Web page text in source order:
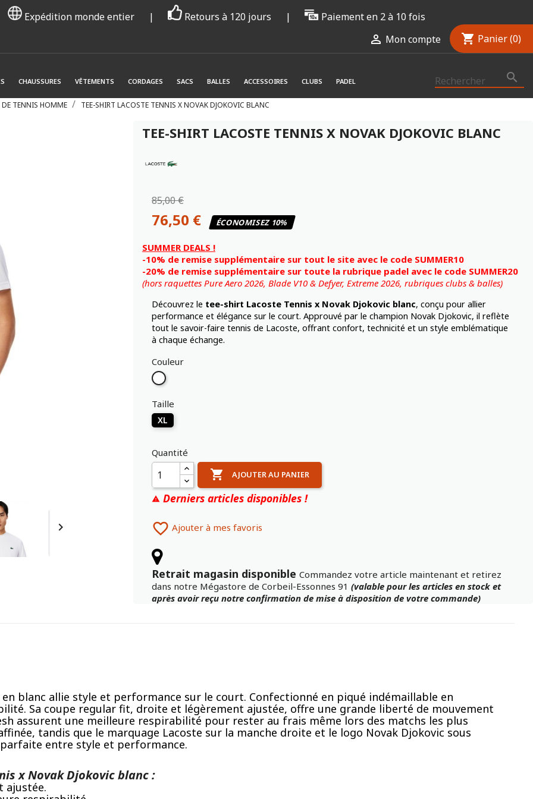
Expédition monde entier | Retours à 120 jours | Paiement en 2 à 10 fois
 Mon compte shopping_cart Panier (0)

CHAUSSURES VÊTEMENTS CORDAGES SACS BALLES ACCESSOIRES CLUBS PADEL
DE TENNIS HOMME TEE-SHIRT LACOSTE TENNIS X NOVAK DJOKOVIC BLANC

TEE-SHIRT LACOSTE TENNIS X NOVAK DJOKOVIC BLANC
85,00 €
76,50 € ÉCONOMISEZ 10%
SUMMER DEALS !
-10% de remise supplémentaire sur tout le site avec le code SUMMER10
-20% de remise supplémentaire sur toute la rubrique padel avec le code SUMMER20
(hors raquettes Pure Aero 2026, Blade V10 & Defyer, Extreme 2026, rubriques clubs & balles)
Découvrez le tee-shirt Lacoste Tennis x Novak Djokovic blanc, conçu pour allier
performance et élégance sur le court. Approuvé par le champion Novak Djokovic, il reflète
tout le savoir-faire tennis de Lacoste, offrant confort, technicité et un style emblématique
à chaque échange.
Couleur
Blanc
Taille
XL
Quantité
 AJOUTER AU PANIER
 Derniers articles disponibles !
 Ajouter à mes favoris
Retrait magasin disponible Commandez votre article maintenant et retirez
dans notre Mégastore de Corbeil-Essonnes 91 (valable pour les articles en stock et
après avoir reçu notre confirmation de mise à disposition de votre commande)
blanc allie style et performance sur le court. Confectionné en piqué indémaillable en
Sa coupe regular fit, droite et légèrement ajustée, offre une grande liberté de mouvement
assurent une meilleure respirabilité pour rester au frais même lors des matchs les plus
tandis que le marquage Lacoste sur la manche droite et le logo Novak Djokovic sous
parfaite entre style et performance.
x Novak Djokovic blanc :
ajustée.